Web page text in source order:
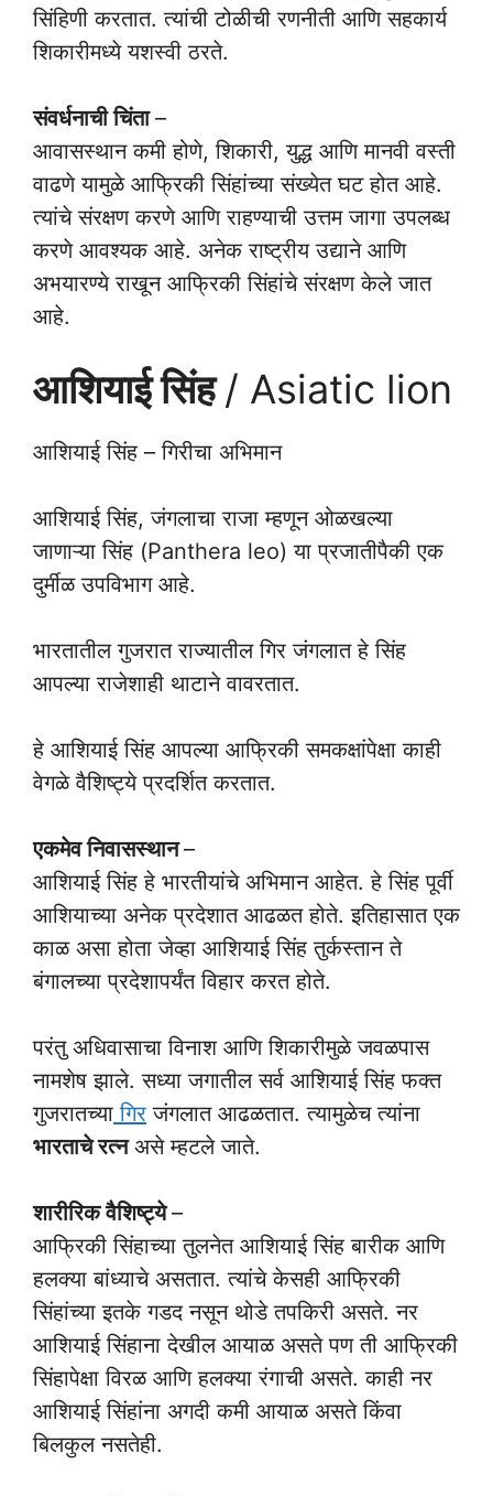
सिंहिणी करतात. त्यांची टोळीची रणनीती आणि सहकार्य
शिकारीमध्ये यशस्वी ठरते.
संवर्धनाची चिंता–
आवासस्थान कमी होणे, शिकारी, युद्ध आणि मानवी वस्ती
वाढणे यामुळे आफ्रिकी सिंहांच्या संख्येत घट होत आहे.
त्यांचे संरक्षण करणे आणि राहण्याची उत्तम जागा उपलब्ध
करणे आवश्यक आहे. अनेक राष्ट्रीय उद्याने आणि
अभयारण्ये राखून आफ्रिकी सिंहांचे संरक्षण केले जात
आहे.
आशियाई सिंह/ Asiatic lion
आशियाई सिंह – गिरीचा अभिमान
आशियाई सिंह, जंगलाचा राजा म्हणून ओळखल्या
जाणाऱ्या सिंह (Panthera leo) या प्रजातीपैकी एक
दुर्मीळ उपविभाग आहे.
भारतातील गुजरात राज्यातील गिर जंगलात हे सिंह
आपल्या राजेशाही थाटाने वावरतात.
हे आशियाई सिंह आपल्या आफ्रिकी समकक्षांपेक्षा काही
वेगळे वैशिष्ट्ये प्रदर्शित करतात.
एकमेव निवासस्थान–
आशियाई सिंह हे भारतीयांचे अभिमान आहेत. हे सिंह पूर्वी
आशियाच्या अनेक प्रदेशात आढळत होते. इतिहासात एक
काळ असा होता जेव्हा आशियाई सिंह तुर्कस्तान ते
बंगालच्या प्रदेशापर्यंत विहार करत होते.
परंतु अधिवासाचा विनाश आणि शिकारीमुळे जवळपास
नामशेष झाले. सध्या जगातील सर्व आशियाई सिंह फक्त
गुजरातच्या गिर जंगलात आढळतात. त्यामुळेच त्यांना
भारताचे रत्नअसे म्हटले जाते.
शारीरिक वैशिष्ट्ये–
आफ्रिकी सिंहाच्या तुलनेत आशियाई सिंह बारीक आणि
हलक्या बांध्याचे असतात. त्यांचे केसही आफ्रिकी
सिंहांच्या इतके गडद नसून थोडे तपकिरी असते. नर
आशियाई सिंहाना देखील आयाळ असते पण ती आफ्रिकी
सिंहापेक्षा विरळ आणि हलक्या रंगाची असते. काही नर
आशियाई सिंहांना अगदी कमी आयाळ असते किंवा
बिलकुल नसतेही.